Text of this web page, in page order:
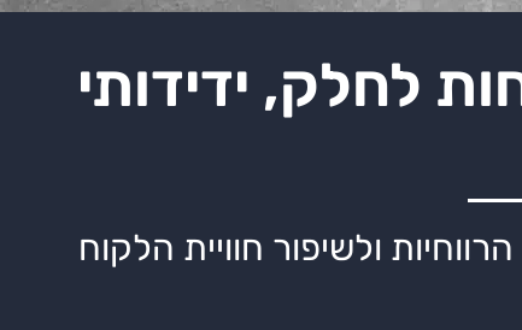
לחלק, ידידותי
ולשיפור חוויית הלקוח